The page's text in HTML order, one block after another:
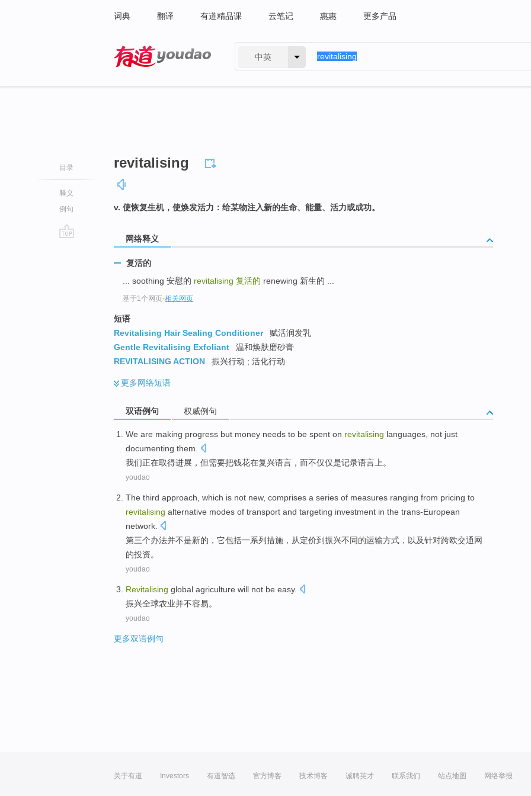
词典 翻译 有道精品课 云笔记 惠惠 更多产品
中英
目录
释义
例句
revitalising
v. 使恢复生机，使焕发活力：给某物注入新的生命、能量、活力或成功。
网络释义
复活的
... soothing 安慰的 revitalising 复活的 renewing 新生的 ...
基于1个网页-相关网页
短语
Revitalising Hair Sealing Conditioner
赋活润发乳
Gentle Revitalising Exfoliant
温和焕肤磨砂膏
REVITALISING ACTION
振兴行动 ; 活化行动
更多网络短语
双语例句 权威例句
We are making progress but money needs to be spent on revitalising languages, not just
documenting them.
我们正在取得进展， 但需要把钱花在复兴语言 ，而不仅仅是记录语言上。
youdao
The third approach which is not new, comprises a series of measures ranging from pricing to
revitalising alternative modes of transport and targeting investment in the trans-European
network.
第三个办法并不是新的 ， 它包括一系列措施 ， 从定价到振兴不同的运输方式 ，以及针对跨欧交通网
的投资。
youdao
Revitalising global agriculture will not be easy.
振兴全球农业并不容易。
youdao
更多双语例句
关于有道 Investors 有道智选 官方博客 技术博客 诚聘英才 联系我们 站点地图 网络举报